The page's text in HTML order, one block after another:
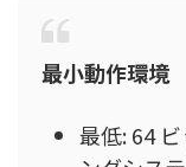
最小動作環境
最低: 64